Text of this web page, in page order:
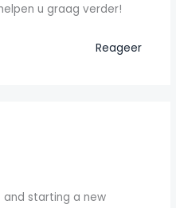
u graag verder!
Reageer
and starting a new